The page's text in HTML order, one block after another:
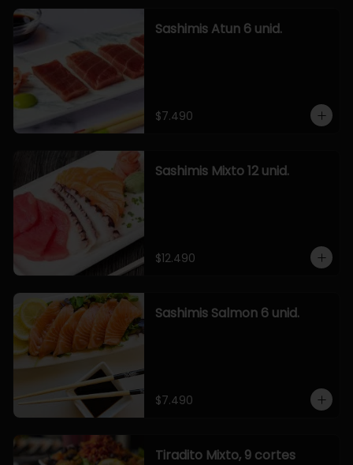
Sashimis Atun 6 unid.
$7.490
Sashimis Mixto 12 unid.
$12.490
Sashimis Salmon 6 unid.
$7.490
Tiradito Mixto, 9 cortes